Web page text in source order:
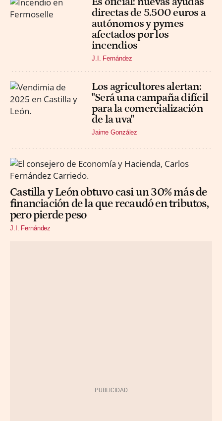
directas de 5.500 euros a
autónomos y pymes
afectados por los
incendios
J.I. Fernández
Los agricultores alertan:
"Será una campaña difícil
para la comercialización
de la uva"
Jaime González
Castilla y León obtuvo casi un 30% más de
financiación de la que recaudó en tributos,
pero pierde peso
J.I. Fernández